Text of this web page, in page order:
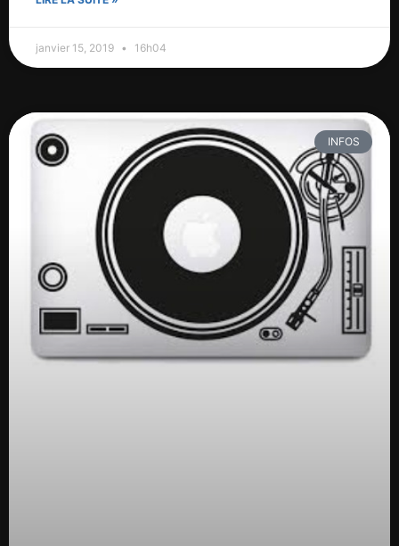
janvier 15, 2019 16h04
INFOS